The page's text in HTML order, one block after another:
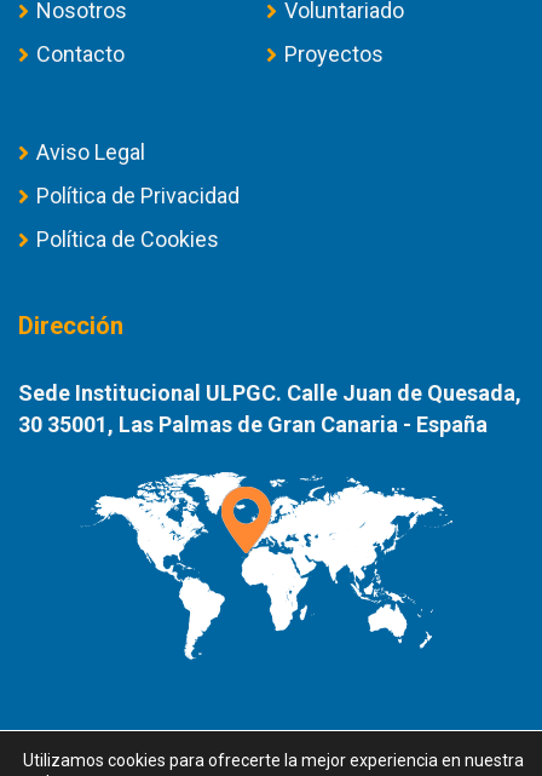
Nosotros
Voluntariado
Contacto
Proyectos
Aviso Legal
Política de Privacidad
Política de Cookies
Dirección
Sede Institucional ULPGC. Calle Juan de Quesada,
30 35001, Las Palmas de Gran Canaria - España
Utilizamos cookies para ofrecerte la mejor experiencia en nuestra